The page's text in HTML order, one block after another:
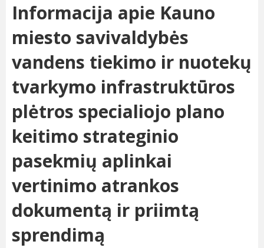
Informacija apie Kauno
miesto savivaldybės
vandens tiekimo ir nuotekų
tvarkymo infrastruktūros
plėtros specialiojo plano
keitimo strateginio
pasekmių aplinkai
vertinimo atrankos
dokumentą ir priimtą
sprendimą